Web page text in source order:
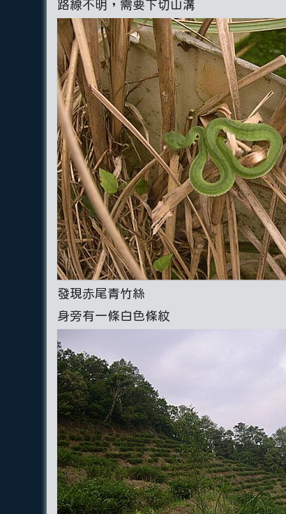
路線不明，需要下切山溝
發現赤尾青竹絲
身旁有一條白色條紋